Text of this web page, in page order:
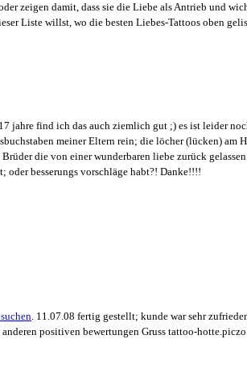
zeigen damit, dass sie die Liebe als Antrieb und
Liste willst, wo die besten Liebes-Tattoos oben
jahre find ich das auch ziemlich gut ;) es ist leider
meiner Eltern rein; die löcher (lücken) am
die von einer wunderbaren liebe zurück
besserungs vorschläge habt?! Danke!!!!
. 11.07.08 fertig gestellt; kunde war sehr
positiven bewertungen Gruss tattoo-